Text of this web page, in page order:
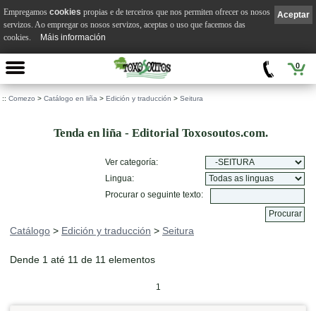
0
:: Comezo > Catálogo en liña > Edición y traducción > Seitura
Tenda en liña - Editorial Toxosoutos.com.
Ver categoría:
Lingua:
Procurar o seguinte texto:
Catálogo > Edición y traducción > Seitura
Dende 1 até 11 de 11 elementos
1
Aceptar
Empregamos cookies propias e de terceiros que nos permiten ofrecer os nosos
servizos. Ao empregar os nosos servizos, aceptas o uso que facemos das
cookies.
Máis información